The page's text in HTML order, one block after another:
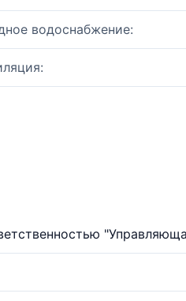
водоснабжение: